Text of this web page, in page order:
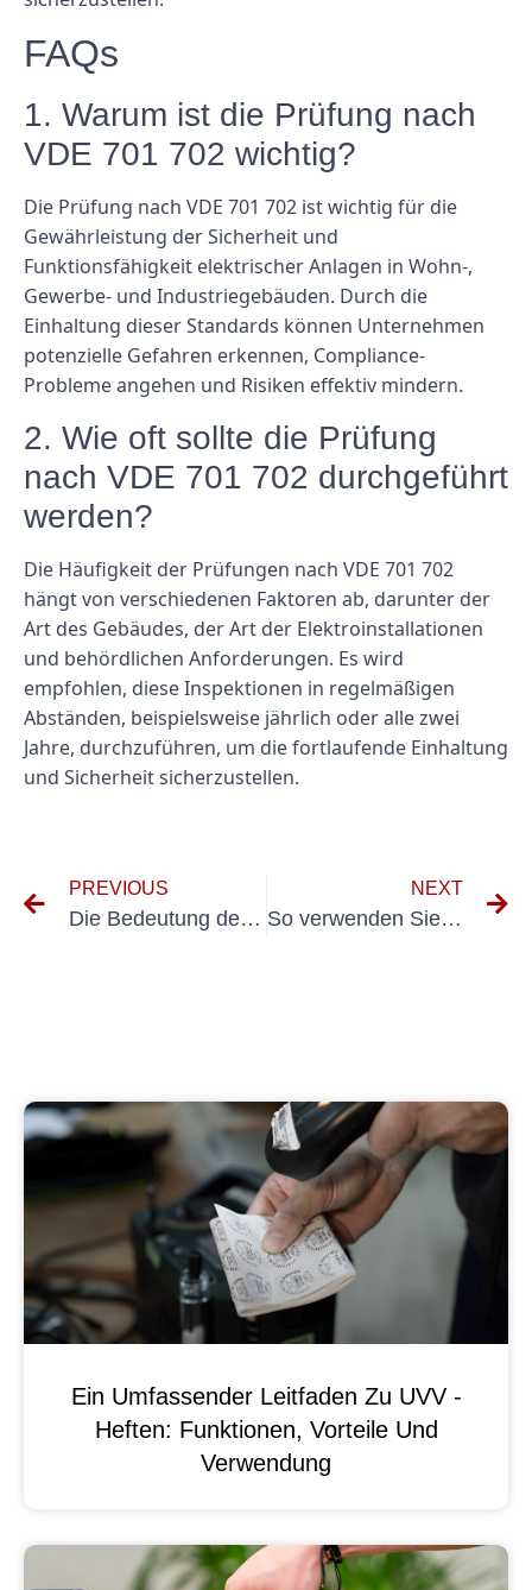
FAQs
1. Warum ist die Prüfung nach
VDE 701 702 wichtig?
Die Prüfung nach VDE 701 702 ist wichtig für die
Gewährleistung der Sicherheit und
Funktionsfähigkeit elektrischer Anlagen in Wohn-,
Gewerbe- und Industriegebäuden. Durch die
Einhaltung dieser Standards können Unternehmen
potenzielle Gefahren erkennen, Compliance-
Probleme angehen und Risiken effektiv mindern.
2. Wie oft sollte die Prüfung
nach VDE 701 702 durchgeführt
werden?
Die Häufigkeit der Prüfungen nach VDE 701 702
hängt von verschiedenen Faktoren ab, darunter der
Art des Gebäudes, der Art der Elektroinstallationen
und behördlichen Anforderungen. Es wird
empfohlen, diese Inspektionen in regelmäßigen
Abständen, beispielsweise jährlich oder alle zwei
Jahre, durchzuführen, um die fortlaufende Einhaltung
und Sicherheit sicherzustellen.
PREVIOUS
Die Bedeutung der VDE-Prüfung für elektrische Geräte verstehen
NEXT
So verwenden Sie das Messgerät Fluke DGUV V3 zur Einhaltung der Sicherheitsvorschriften
Ein Umfassender Leitfaden Zu UVV -
Heften: Funktionen, Vorteile Und
Verwendung